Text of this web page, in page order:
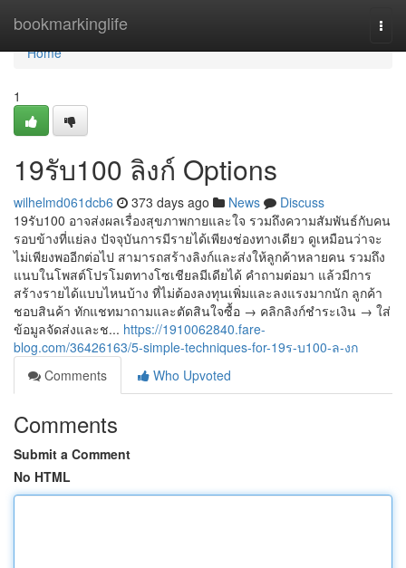
bookmarkinglife
Home
Home
1
19รับ100 ลิงก์ Options
wilhelmd061dcb6 373 days ago News
Discuss
19รับ100 อาจส่งผลเรื่องสุขภาพกายและใจ รวมถึงความสัมพันธ์กับคน
รอบข้างที่แย่ลง ปัจจุบันการมีรายได้เพียงช่องทางเดียว ดูเหมือนว่าจะ
ไม่เพียงพออีกต่อไป สามารถสร้างลิงก์และส่งให้ลูกค้าหลายคน รวมถึง
แนบในโพสต์โปรโมตทางโซเชียลมีเดียได้ คำถามต่อมา แล้วมีการ
สร้างรายได้แบบไหนบ้าง ที่ไม่ต้องลงทุนเพิ่มและลงแรงมากนัก ลูกค้า
ชอบสินค้า ทักแชทมาถามและตัดสินใจซื้อ → คลิกลิงก์ชำระเงิน → ใส่
ข้อมูลจัดส่งและช... https://1910062840.fare-
blog.com/36426163/5-simple-techniques-for-19ร-บ100-ล-งก
Comments
Who Upvoted
Comments
Submit a Comment
No HTML